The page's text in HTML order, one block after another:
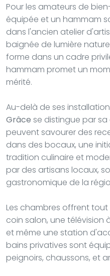
Pour les amateurs de
équipée et un hammam
dans l'ancien atelier
baignée de lumière
forme dans un cadre
hammam promet un
mérité.
Au-delà de ses
Grâce se distingue par
peuvent savourer des
dans des bocaux, une
tradition culinaire et
par des artisans locaux,
gastronomique de la
Les chambres offrent
coin salon, une
et même une station
bains privatives sont
peignoirs, chaussons, et